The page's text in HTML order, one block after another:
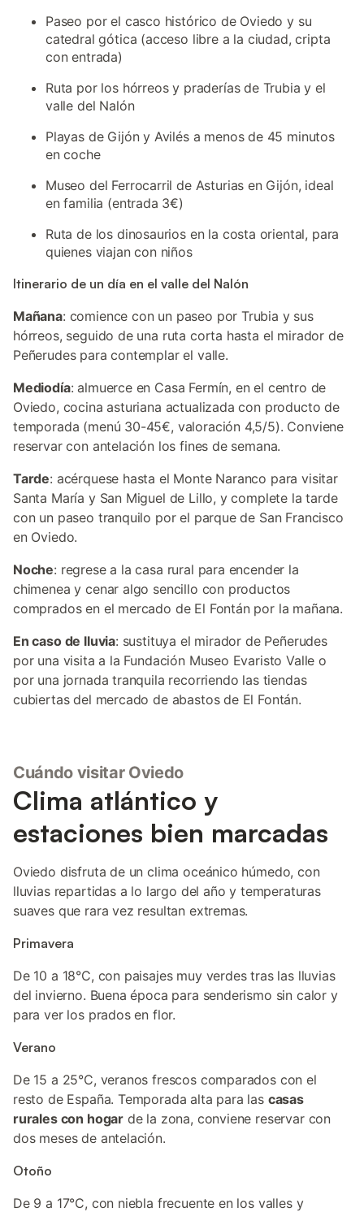
Paseo por el casco histórico de Oviedo y su
catedral gótica (acceso libre a la ciudad, cripta
con entrada)
Ruta por los hórreos y praderías de Trubia y el
valle del Nalón
Playas de Gijón y Avilés a menos de 45 minutos
en coche
Museo del Ferrocarril de Asturias en Gijón, ideal
en familia (entrada 3€)
Ruta de los dinosaurios en la costa oriental, para
quienes viajan con niños
Itinerario de un día en el valle del Nalón
Mañana: comience con un paseo por Trubia y sus
hórreos, seguido de una ruta corta hasta el mirador de
Peñerudes para contemplar el valle.
Mediodía: almuerce en Casa Fermín, en el centro de
Oviedo, cocina asturiana actualizada con producto de
temporada (menú 30-45€, valoración 4,5/5). Conviene
reservar con antelación los fines de semana.
Tarde: acérquese hasta el Monte Naranco para visitar
Santa María y San Miguel de Lillo, y complete la tarde
con un paseo tranquilo por el parque de San Francisco
en Oviedo.
Noche: regrese a la casa rural para encender la
chimenea y cenar algo sencillo con productos
comprados en el mercado de El Fontán por la mañana.
En caso de lluvia: sustituya el mirador de Peñerudes
por una visita a la Fundación Museo Evaristo Valle o
por una jornada tranquila recorriendo las tiendas
cubiertas del mercado de abastos de El Fontán.
Cuándo visitar Oviedo
Clima atlántico y
estaciones bien marcadas
Oviedo disfruta de un clima oceánico húmedo, con
lluvias repartidas a lo largo del año y temperaturas
suaves que rara vez resultan extremas.
Primavera
De 10 a 18°C, con paisajes muy verdes tras las lluvias
del invierno. Buena época para senderismo sin calor y
para ver los prados en flor.
Verano
De 15 a 25°C, veranos frescos comparados con el
resto de España. Temporada alta para las casas
rurales con hogar de la zona, conviene reservar con
dos meses de antelación.
Otoño
De 9 a 17°C, con niebla frecuente en los valles y